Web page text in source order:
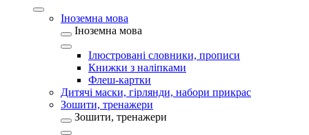
Іноземна мова
Іноземна мова
Ілюстровані словники, прописи
Книжки з наліпками
Флеш-картки
Дитячі маски, гірлянди, набори прикрас
Зошити, тренажери
Зошити, тренажери